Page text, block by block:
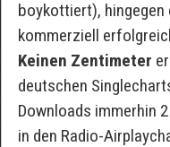
boykottiert),
kommerziell
Keinen Zentimeter
deutschen
Downloads immerhin
in den Radio-